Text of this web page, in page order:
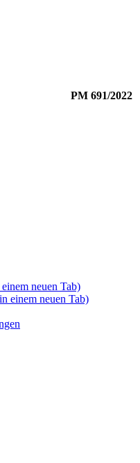
PM 691/2022
neuen Tab)
einem neuen Tab)